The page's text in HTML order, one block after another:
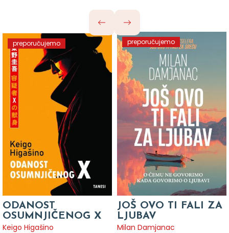
preporučujemo
ODANOST
OSUMNJIČENOG X
Keigo Higašino
preporučujemo
JOŠ OVO TI FALI ZA
LJUBAV
Milan Damjanac